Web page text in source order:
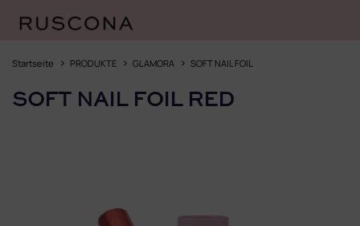
InhaltStartseite PRODUKTE GLAMORA SOFT NAIL FOIL
SOFT NAIL FOIL RED